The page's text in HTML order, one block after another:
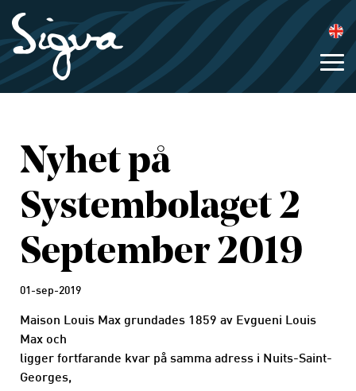
Nyhet på
Systembolaget 2
September 2019
01-sep-2019
Maison Louis Max grundades 1859 av Evgueni Louis
Max och
ligger fortfarande kvar på samma adress i Nuits-Saint-
Georges,